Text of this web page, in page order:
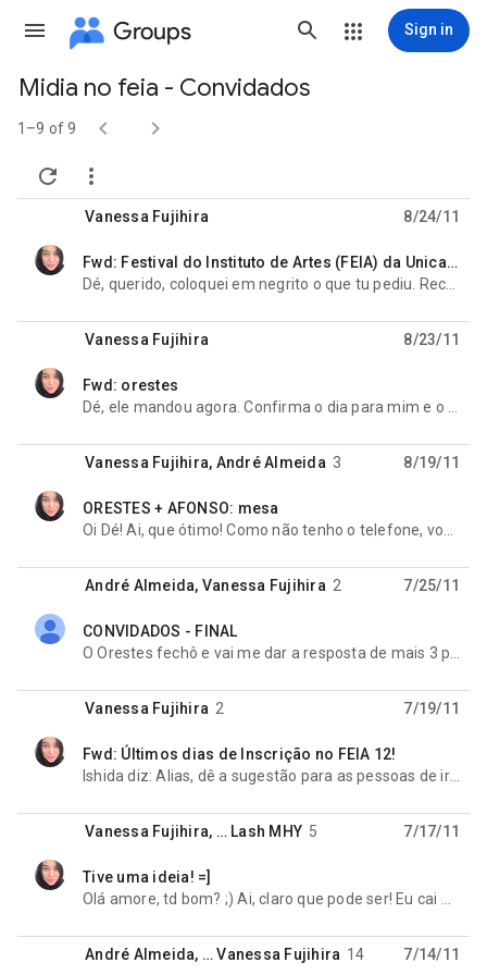
Groups Sign in
Group
path
Midia no feia - Convidados
1–9 of 9 



Vanessa Fujihira 8/24/11
Fwd: Festival do Instituto de Artes (FEIA) da Unicamp - Participação
unread,
Vanessa Fujihira 8/23/11
Fwd: orestes
unread,
Vanessa Fujihira, André Almeida 3 8/19/11
ORESTES + AFONSO: mesa
unread,
André Almeida, Vanessa Fujihira 2 7/25/11
CONVIDADOS - FINAL
unread,
Vanessa Fujihira 2 7/19/11
Fwd: Últimos dias de Inscrição no FEIA 12!
Ishida diz: Alias, dê a sugestão para as pessoas de irem frequentar o FILE e ver se rola trazer gente
unread,
Vanessa Fujihira, … Lash MHY 5 7/17/11
Tive uma ideia! =]
unread,
André Almeida, …Vanessa Fujihira 14 7/14/11